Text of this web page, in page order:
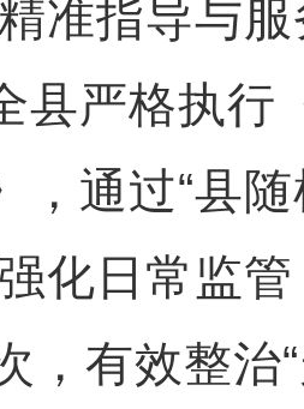
准指导与
县严格执行
，通过“县
化日常监
，有效整治